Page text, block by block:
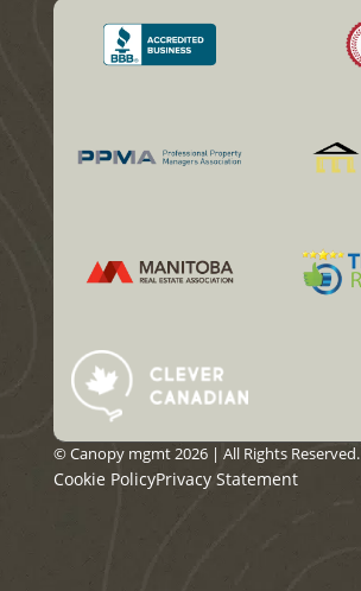
© Canopy mgmt 2026 | All Rights Reserved.
Cookie PolicyPrivacy Statement